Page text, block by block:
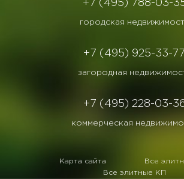
+7 (495) 788-03-
городская
+7 (495) 925-33-77
загородная
+7 (495) 228-03-
коммерческая
Карта сайта
Все
Все элитные КП